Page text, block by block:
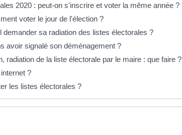
2020 : peut-on s'inscrire et voter la même année ?
voter le jour de l'élection ?
demander sa radiation des listes électorales ?
avoir signalé son déménagement ?
radiation de la liste électorale par le maire : que faire ?
?
les listes électorales ?